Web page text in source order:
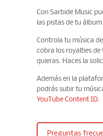
Con Sarbide Music
las pistas de tu
Controla tu música
cobra los royalties
quieras. Haces la
Además en la
podrás subir tu
YouTube Content ID.
Preguntas